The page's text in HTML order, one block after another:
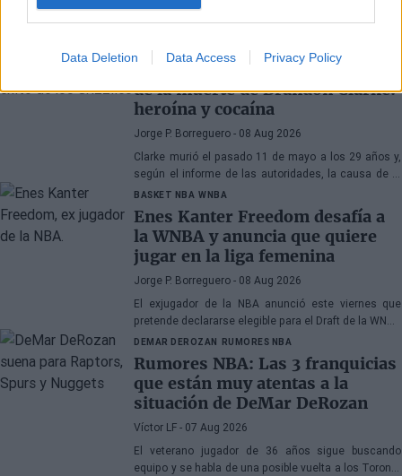
Data Deletion Data Access Privacy Policy
Médico forense revela la causa
de la muerte de Brandon Clarke:
heroína y cocaína
Jorge P. Borreguero - 08 Aug 2026
Clarke murió el pasado 11 de mayo a los 29 años y,
según el informe de las autoridades, la causa de la
muerte fueron los efectos de la heroína y la cocaína
BASKET NBA WNBA
Enes Kanter Freedom desafía a
la WNBA y anuncia que quiere
jugar en la liga femenina
Jorge P. Borreguero - 08 Aug 2026
El exjugador de la NBA anunció este viernes que
pretende declararse elegible para el Draft de la WNBA
de 2027
DEMAR DEROZAN RUMORES NBA
Rumores NBA: Las 3 franquicias
que están muy atentas a la
situación de DeMar DeRozan
Víctor LF - 07 Aug 2026
El veterano jugador de 36 años sigue buscando
equipo y se habla de una posible vuelta a los Toronto